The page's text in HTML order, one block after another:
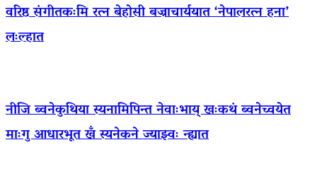
वरिष्ठ संगीतकःमि रत्न बेहोसी बज्राचार्ययात ‘नेपालरत्न हना’
लःल्हात
नीजि ब्वनेकुथिया स्यनामिपिन्त नेवाःभाय् खःकथं ब्वनेच्वयेत
माःगु आधारभूत खँ स्यनेकने ज्याझ्वः न्ह्यात